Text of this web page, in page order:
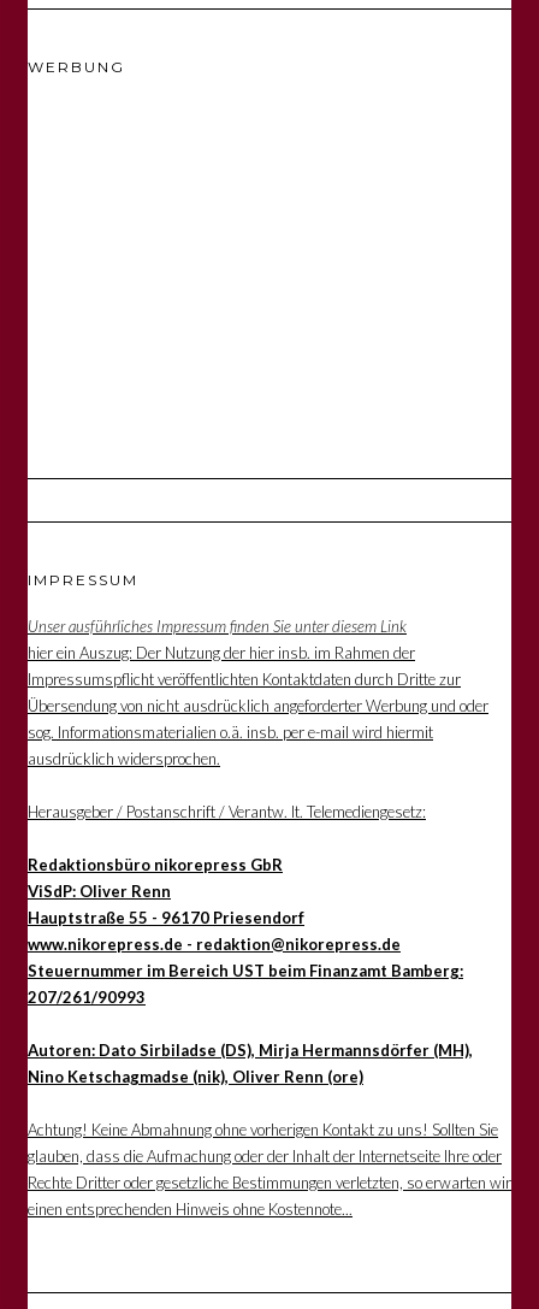
WERBUNG
IMPRESSUM
Unser ausführliches Impressum finden Sie unter diesem Link
hier ein Auszug: Der Nutzung der hier insb. im Rahmen der
Impressumspflicht veröffentlichten Kontaktdaten durch Dritte zur
Übersendung von nicht ausdrücklich angeforderter Werbung und oder
sog. Informationsmaterialien o.ä. insb. per e-mail wird hiermit
ausdrücklich widersprochen.
Herausgeber / Postanschrift / Verantw. lt. Telemediengesetz:
Redaktionsbüro nikorepress GbR
ViSdP: Oliver Renn
Hauptstraße 55 - 96170 Priesendorf
www.nikorepress.de - redaktion@nikorepress.de
Steuernummer im Bereich UST beim Finanzamt Bamberg:
207/261/90993
Autoren: Dato Sirbiladse (DS), Mirja Hermannsdörfer (MH),
Nino Ketschagmadse (nik), Oliver Renn (ore)
Achtung! Keine Abmahnung ohne vorherigen Kontakt zu uns! Sollten Sie
glauben, dass die Aufmachung oder der Inhalt der Internetseite Ihre oder
Rechte Dritter oder gesetzliche Bestimmungen verletzten, so erwarten wir
einen entsprechenden Hinweis ohne Kostennote...